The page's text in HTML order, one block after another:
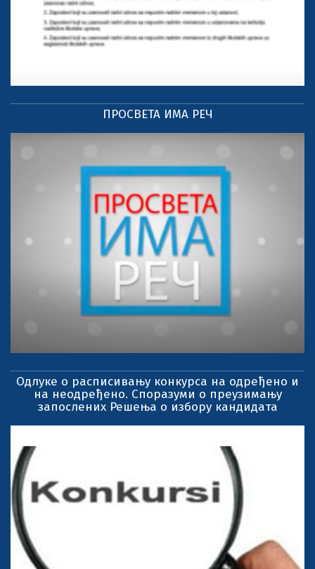
ПРОСВЕТА ИМА РЕЧ
Одлуке о расписивању конкурса на одређено и
на неодређено. Споразуми о преузимању
запослених Решења о избору кандидата